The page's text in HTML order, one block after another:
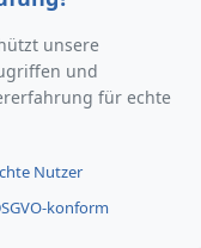
unsere
und
für echte
Nutzer
konform